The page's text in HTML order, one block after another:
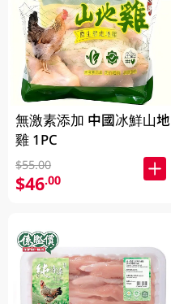
無激素添加 中國冰鮮山地
雞 1PC
$55.00
$46.00